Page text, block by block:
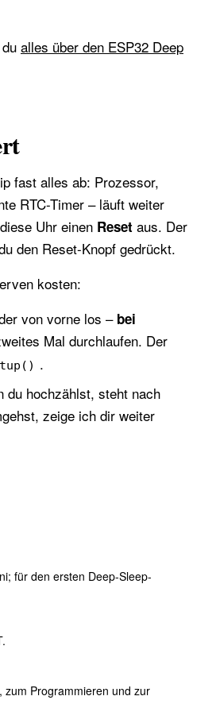
alles über den ESP32 Deep
fast alles ab: Prozessor,
RTC-Timer – läuft weiter
Uhr einen Reset aus. Der
den Reset-Knopf gedrückt.
kosten:
von vorne los – bei
Mal durchlaufen. Der
.
du hochzählst, steht nach
zeige ich dir weiter
für den ersten Deep-Sleep-
zum Programmieren und zur